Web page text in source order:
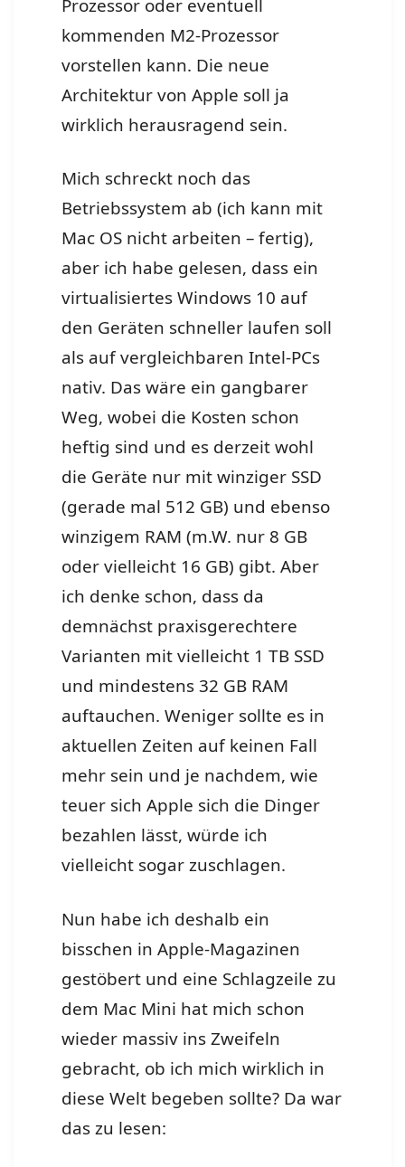
Prozessor oder eventuell
kommenden M2-Prozessor
vorstellen kann. Die neue
Architektur von Apple soll ja
wirklich herausragend sein.
Mich schreckt noch das
Betriebssystem ab (ich kann mit
Mac OS nicht arbeiten – fertig),
aber ich habe gelesen, dass ein
virtualisiertes Windows 10 auf
den Geräten schneller laufen soll
als auf vergleichbaren Intel-PCs
nativ. Das wäre ein gangbarer
Weg, wobei die Kosten schon
heftig sind und es derzeit wohl
die Geräte nur mit winziger SSD
(gerade mal 512 GB) und ebenso
winzigem RAM (m.W. nur 8 GB
oder vielleicht 16 GB) gibt. Aber
ich denke schon, dass da
demnächst praxisgerechtere
Varianten mit vielleicht 1 TB SSD
und mindestens 32 GB RAM
auftauchen. Weniger sollte es in
aktuellen Zeiten auf keinen Fall
mehr sein und je nachdem, wie
teuer sich Apple sich die Dinger
bezahlen lässt, würde ich
vielleicht sogar zuschlagen.
Nun habe ich deshalb ein
bisschen in Apple-Magazinen
gestöbert und eine Schlagzeile zu
dem Mac Mini hat mich schon
wieder massiv ins Zweifeln
gebracht, ob ich mich wirklich in
diese Welt begeben sollte? Da war
das zu lesen: